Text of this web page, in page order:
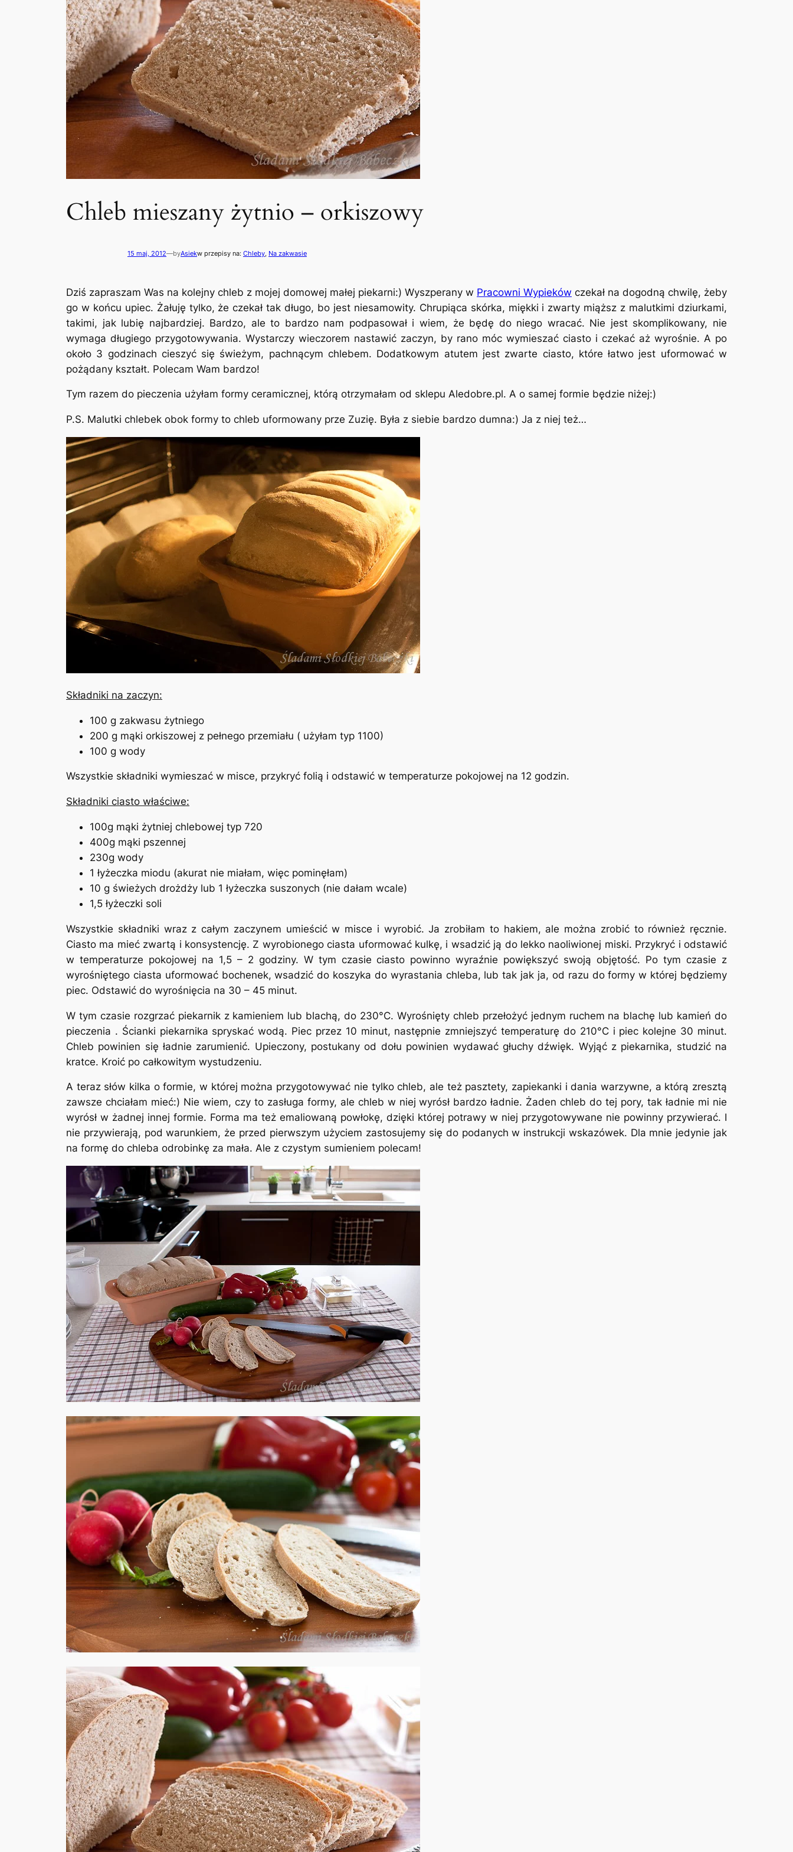
Chleb mieszany żytnio – orkiszowy
15 maj, 2012—byAsiekw przepisy na: Chleby Na zakwasie
Dziś zapraszam Was na kolejny chleb z mojej domowej małej piekarni:) Wyszperany w Pracowni Wypieków czekał na dogodną chwilę, żeby
go w końcu upiec. Żałuję tylko, że czekał tak długo, bo jest niesamowity. Chrupiąca skórka, miękki i zwarty miąższ z malutkimi dziurkami,
takimi, jak lubię najbardziej. Bardzo, ale to bardzo nam podpasował i wiem, że będę do niego wracać. Nie jest skomplikowany, nie
wymaga długiego przygotowywania. Wystarczy wieczorem nastawić zaczyn, by rano móc wymieszać ciasto i czekać aż wyrośnie. A po
około 3 godzinach cieszyć się świeżym, pachnącym chlebem. Dodatkowym atutem jest zwarte ciasto, które łatwo jest uformować w
pożądany kształt. Polecam Wam bardzo!
Tym razem do pieczenia użyłam formy ceramicznej, którą otrzymałam od sklepu Aledobre.pl. A o samej formie będzie niżej:)
P.S. Malutki chlebek obok formy to chleb uformowany prze Zuzię. Była z siebie bardzo dumna:) Ja z niej też…
Składniki na zaczyn:
100 g zakwasu żytniego
200 g mąki orkiszowej z pełnego przemiału ( użyłam typ 1100)
100 g wody
Wszystkie składniki wymieszać w misce, przykryć folią i odstawić w temperaturze pokojowej na 12 godzin.
Składniki ciasto właściwe:
100g mąki żytniej chlebowej typ 720
400g mąki pszennej
230g wody
1 łyżeczka miodu (akurat nie miałam, więc pominęłam)
10 g świeżych drożdży lub 1 łyżeczka suszonych (nie dałam wcale)
1,5 łyżeczki soli
Wszystkie składniki wraz z całym zaczynem umieścić w misce i wyrobić. Ja zrobiłam to hakiem, ale można zrobić to również ręcznie.
Ciasto ma mieć zwartą i konsystencję. Z wyrobionego ciasta uformować kulkę, i wsadzić ją do lekko naoliwionej miski. Przykryć i odstawić
w temperaturze pokojowej na 1,5 – 2 godziny. W tym czasie ciasto powinno wyraźnie powiększyć swoją objętość. Po tym czasie z
wyrośniętego ciasta uformować bochenek, wsadzić do koszyka do wyrastania chleba, lub tak jak ja, od razu do formy w której będziemy
piec. Odstawić do wyrośnięcia na 30 – 45 minut.
W tym czasie rozgrzać piekarnik z kamieniem lub blachą, do 230°C. Wyrośnięty chleb przełożyć jednym ruchem na blachę lub kamień do
pieczenia . Ścianki piekarnika spryskać wodą. Piec przez 10 minut, następnie zmniejszyć temperaturę do 210°C i piec kolejne 30 minut.
Chleb powinien się ładnie zarumienić. Upieczony, postukany od dołu powinien wydawać głuchy dźwięk. Wyjąć z piekarnika, studzić na
kratce. Kroić po całkowitym wystudzeniu.
A teraz słów kilka o formie, w której można przygotowywać nie tylko chleb, ale też pasztety, zapiekanki i dania warzywne, a którą zresztą
zawsze chciałam mieć:) Nie wiem, czy to zasługa formy, ale chleb w niej wyrósł bardzo ładnie. Żaden chleb do tej pory, tak ładnie mi nie
wyrósł w żadnej innej formie. Forma ma też emaliowaną powłokę, dzięki której potrawy w niej przygotowywane nie powinny przywierać. I
nie przywierają, pod warunkiem, że przed pierwszym użyciem zastosujemy się do podanych w instrukcji wskazówek. Dla mnie jedynie jak
na formę do chleba odrobinkę za mała. Ale z czystym sumieniem polecam!